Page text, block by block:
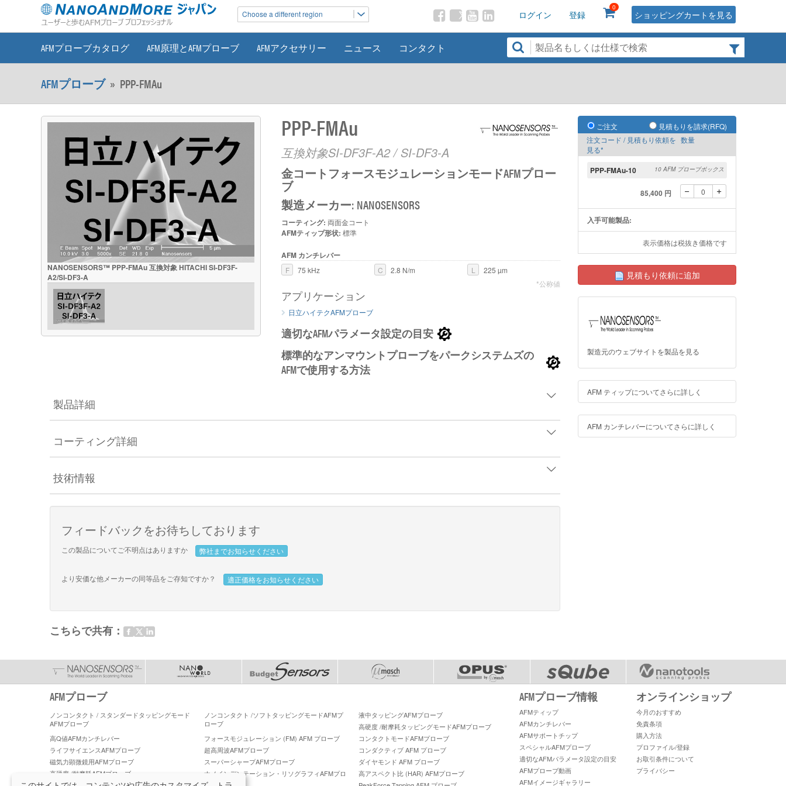
Choose a different region ログイン 登録
0
ショッピングカートを見る
AFMプローブカタログ AFM原理とAFMプローブ AFMアクセサリー ニュース コンタクト
AFMプローブ» PPP-FMAu
ご注文
見積もりを請求(RFQ)
注文コード / 見積もり依頼を
見る*
数量
PPP-FMAu-10 10 AFM プローブボックス
85,400 円
入手可能製品:
表示価格は税抜き価格です
見積もり依頼に追加
NANOSENSORS™ PPP-FMAu 互換対象 HITACHI SI-DF3F-
A2/SI-DF3-A
PPP-FMAu
互換対象SI-DF3F-A2 / SI-DF3-A
金コートフォースモジュレーションモードAFMプロー
ブ
製造メーカー: NANOSENSORS
コーティング: 両面金コート
AFMティップ形状: 標準
AFM カンチレバー
F 75 kHz C 2.8 N/m L
225 µm
*公称値
アプリケーション
日立ハイテクAFMプローブ
適切なAFMパラメータ設定の目安
標準的なアンマウントプローブをパークシステムズの
AFMで使用する方法
製品詳細
コーティング詳細
技術情報
フィードバックをお待ちしております
この製品についてご不明点はありますか 弊社までお知らせください
より安価な他メーカーの同等品をご存知ですか？ 適正価格をお知らせください
こちらで共有：
製造元のウェブサイトを製品を見る
AFM ティップについてさらに詳しく
AFM カンチレバーについてさらに詳しく
AFMプローブ
ノンコンタクト / スタンダードタッピングモード
AFMプローブ
ノンコンタクト /ソフトタッピングモードAFMプ
ローブ
液中タッピングAFMプローブ
高硬度 /耐摩耗タッピングモードAFMプローブ
高Q値AFMカンチレバー
フォースモジュレーション (FM) AFM プローブ
コンタクトモードAFMプローブ
ライフサイエンスAFMプローブ
超高周波AFMプローブ
コンダクティブ AFM プローブ
磁気力顕微鏡用AFMプローブ
スーパーシャープAFMプローブ
ダイヤモンド AFM プローブ
高硬度 /耐摩耗AFMプローブ
ナノインデンテーション・リソグラフィAFMプロ
ーブ
高アスペクト比 (HAR) AFMプローブ
AFMプローブ情報
AFMティップ
AFMカンチレバー
AFMサポートチップ
スペシャルAFMプローブ
適切なAFMパラメータ設定の目安
AFMプローブ動画
AFMイメージギャラリー
オンラインショップ
今月のおすすめ
免責条項
購入方法
プロファイル/登録
お取引条件について
プライバシー